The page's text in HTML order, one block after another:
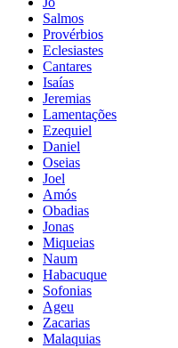
Salmos
Provérbios
Eclesiastes
Cantares
Isaías
Jeremias
Lamentações
Ezequiel
Daniel
Oseias
Joel
Amós
Obadias
Jonas
Miqueias
Naum
Habacuque
Sofonias
Ageu
Zacarias
Malaquias